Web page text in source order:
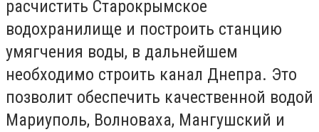
расчистить Старокрымское
водохранилище и построить станцию ​​
умягчения воды, в дальнейшем
необходимо строить канал Днепра. Это
позволит обеспечить качественной водой
Мариуполь, Волноваха, Мангушский и